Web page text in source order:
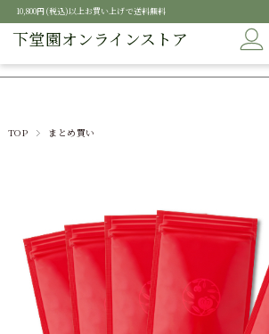
下堂園オンラインストア
10,800円(税込)以上お買い上げで送料無料
TOP まとめ買い